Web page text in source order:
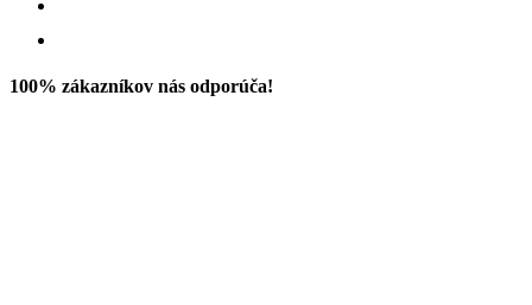
100% zákazníkov nás odporúča!